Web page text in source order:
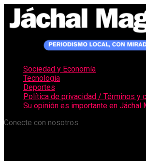
Sociedad y Economía
Tecnologia
Deportes
Política de privacidad / Términos y
Su opinión es importante en Jáchal
Conecte con nosotros